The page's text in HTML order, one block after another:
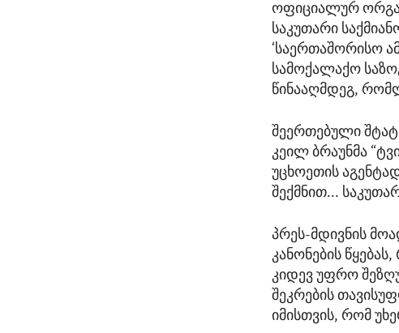
ოფიციალურ
საკუთარი
‘საერთაშორისო
სამოქალაქო
წინააღმდეგ,
შეერთებული
კეილ ბრაუნმა
უცხოეთის
შექმნით...
პრეს-მდივნის
კანონების
კიდევ უფრო
შეკრების
იმისთვის, რომ